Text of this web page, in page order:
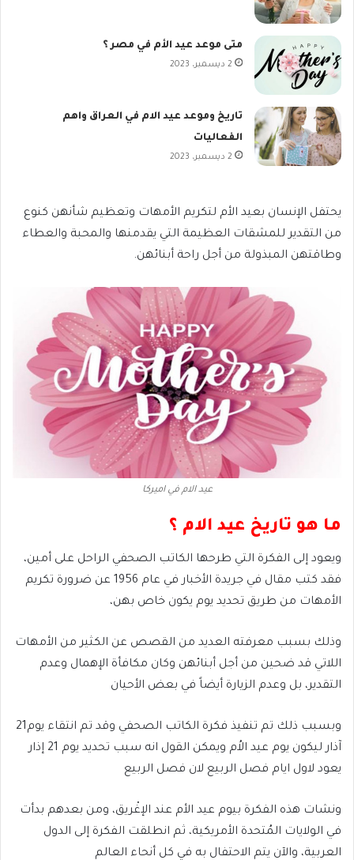
متى موعد عيد الأم في مصر ؟
2 ديسمبر، 2023
تاريخ وموعد عيد الام في العراق واهم
الفعاليات
2 ديسمبر، 2023
يحتفل الإنسان بعيد الأم لتكريم الأمهات وتعظيم شأنهن كنوع
من التقدير للمشقات العظيمة التي يقدمنها والمحبة والعطاء
وطاقتهن المبذولة من أجل راحة أبنائهن.
عيد الام في اميركا
ما هو تاريخ عيد الام ؟
ويعود إلى الفكرة التي طرحها الكاتب الصحفي الراحل على أمين،
فقد كتب مقال في جريدة الأخبار في عام 1956 عن ضرورة تكريم
الأمهات من طريق تحديد يوم يكون خاص بهن،
وذلك بسبب معرفته العديد من القصص عن الكثير من الأمهات
اللاتي قد ضحين من أجل أبنائهن وكان مكافأة الإهمال وعدم
التقدير، بل وعدم الزيارة أيضاً في بعض الأحيان
وبسبب ذلك تم تنفيذ فكرة الكاتب الصحفي وقد تم انتقاء يوم21
آذار ليكون يوم عيد الاُم ويمكن القول انه سبب تحديد يوم 21 إذار
يعود لاول ايام فصل الربيع لان فصل الربيع
ونشات هذه الفكرة بيوم عيد الأم عند الإغْريق، ومن بعدهم بدأت
في الولايات المُتحدة الأمريكية، ثم انطلقت الفكرة إلى الدول
العربية، والآن يتم الاحتفال به في كل أنحاء العالم